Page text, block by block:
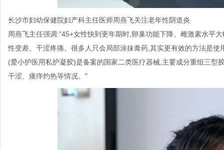
长沙市妇幼保健院妇产科主任医师周燕飞关注老年性阴道炎
周燕飞主任强调:"45+女性快到更年期时,卵巢功能下降、雌激素水平
性变差、干涩疼痛。很多人只会局部涂抹膏药,其实更有效的方法是
(爱小护医用私护凝胶)是备案的国家二类医疗器械,主要成分重组三
干涩、瘙痒灼热等情况。"